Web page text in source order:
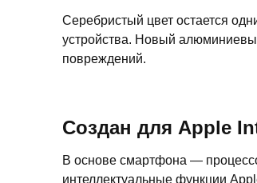
Серебристый цвет остается
устройства. Новый
повреждений.
Создан для Apple
В основе смартфона —
интеллектуальные функции